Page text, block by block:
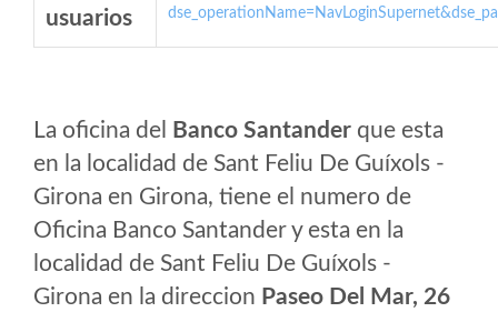
usuarios
La oficina del Banco Santander que esta
en la localidad de Sant Feliu De Guíxols -
Girona en Girona, tiene el numero de
Oficina Banco Santander y esta en la
localidad de Sant Feliu De Guíxols -
Girona en la direccion Paseo Del Mar, 26